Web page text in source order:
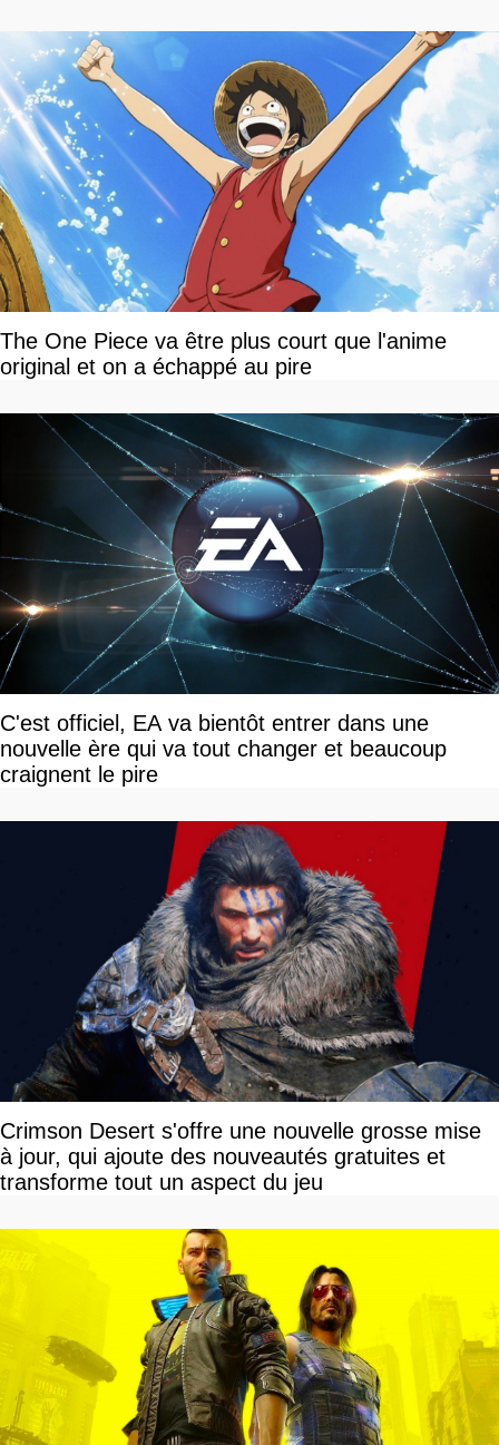
The One Piece va être plus court que l'anime
original et on a échappé au pire
C'est officiel, EA va bientôt entrer dans une
nouvelle ère qui va tout changer et beaucoup
craignent le pire
Crimson Desert s'offre une nouvelle grosse mise
à jour, qui ajoute des nouveautés gratuites et
transforme tout un aspect du jeu